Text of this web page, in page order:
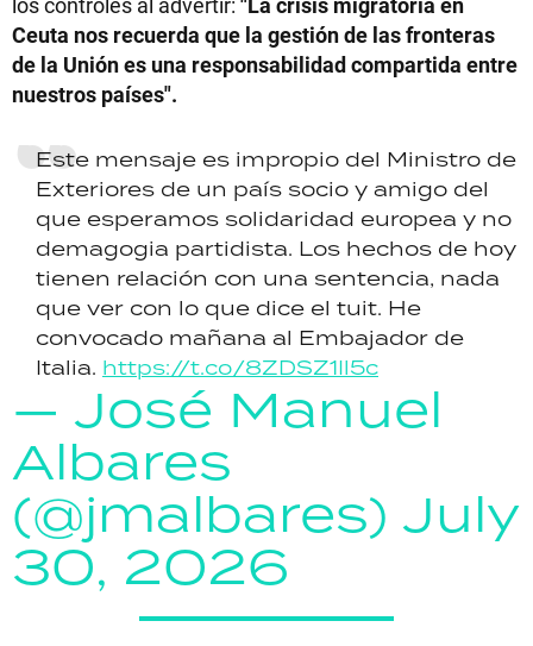
Ceuta nos recuerda que la gestión de las fronteras
de la Unión es una responsabilidad compartida entre
nuestros países".
Este mensaje es impropio del Ministro de
Exteriores de un país socio y amigo del
que esperamos solidaridad europea y no
demagogia partidista. Los hechos de hoy
tienen relación con una sentencia, nada
que ver con lo que dice el tuit. He
convocado mañana al Embajador de
Italia. https://t.co/8ZDSZ1Il5c
— José Manuel
Albares
(@jmalbares) July
30, 2026